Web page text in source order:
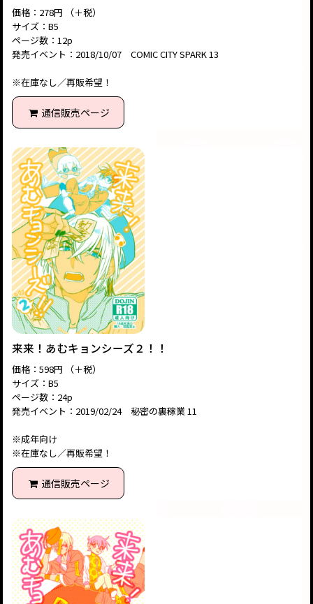
価格：278円 （＋税）
サイズ：B5
ページ数：12p
発売イベント：2018/10/07 COMIC CITY SPARK 13
※在庫なし／再販希望！
通信販売ページ
来来！あむキョンシーズ２！！
価格：598円 （＋税）
サイズ：B5
ページ数：24p
発売イベント：2019/02/24 秘密の裏稼業 11
※成年向け
※在庫なし／再販希望！
通信販売ページ